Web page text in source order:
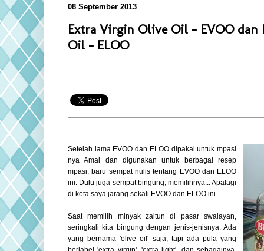
08 September 2013
Extra Virgin Olive Oil - EVOO dan
Oil - ELOO
Setelah lama EVOO dan ELOO dipakai untuk mpasi
nya Amal dan digunakan untuk berbagai resep
mpasi, baru sempat nulis tentang EVOO dan ELOO
ini. Dulu juga sempat bingung, memilihnya... Apalagi
di kota saya jarang sekali EVOO dan ELOO ini.
Saat memilih minyak zaitun di pasar swalayan,
seringkali kita bingung dengan jenis-jenisnya. Ada
yang bernama 'olive oil' saja, tapi ada pula yang